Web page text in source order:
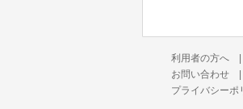
利用者の方へ
お問い合わせ
プライバシーポ